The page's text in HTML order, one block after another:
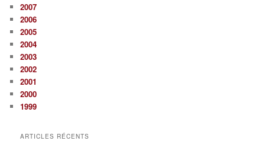
2007
2006
2005
2004
2003
2002
2001
2000
1999
ARTICLES RÉCENTS